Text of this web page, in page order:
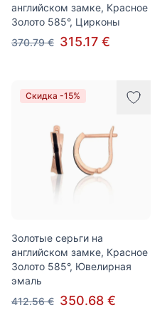
английском замке, Красное
Золото 585°, Цирконы
370.79 € 315.17 €
Скидка -15%
Золотые серьги на
английском замке, Красное
Золото 585°, Ювелирная
эмаль
412.56 € 350.68 €